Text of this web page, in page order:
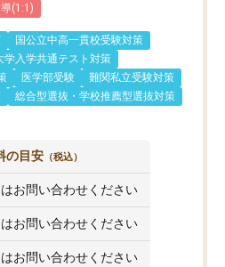
(1:1)
国公立中高一貫校受験対策
学入学共通テスト対策
医学部受験
難関私立受験対策
総合型選抜・学校推薦型選抜対策
の目安 （税込）
お問い合わせください
お問い合わせください
お問い合わせください